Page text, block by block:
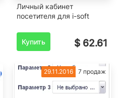
Личный кабинет
посетителя для i-soft
Купить $ 62.61
29.11.2016 7 продаж